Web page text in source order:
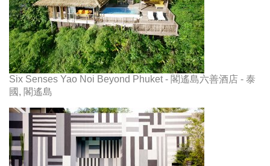
Six Senses Yao Noi Beyond Phuket - 閣遙島六善酒店 - 泰
國, 閣遙島